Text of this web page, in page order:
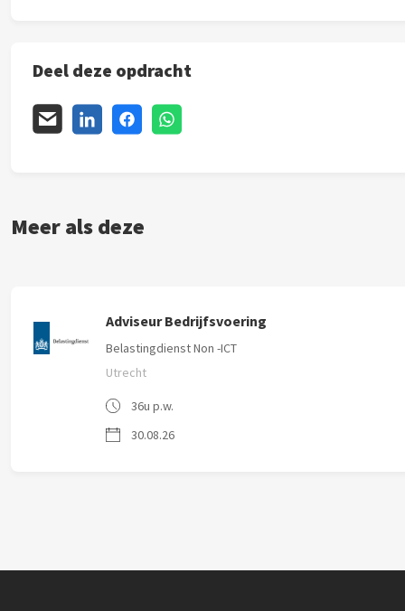
Deel deze opdracht
Meer als deze
Adviseur Bedrijfsvoering
Belastingdienst Non -ICT
Utrecht
36u p.w.
30.08.26